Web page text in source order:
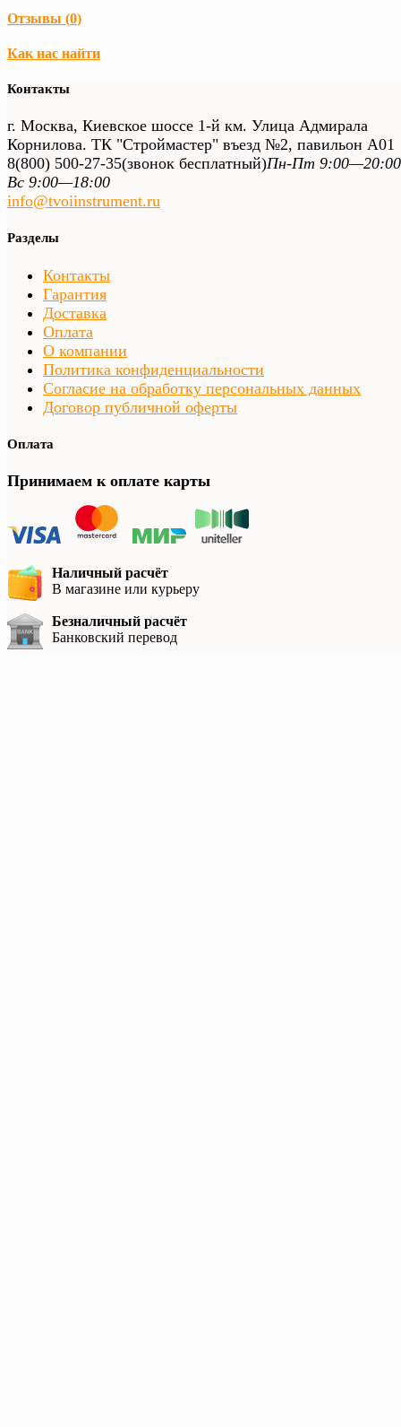
Отзывы (0)
Как нас найти
Контакты
г. Москва, Киевское шоссе 1-й км. Улица Адмирала
Корнилова. ТК "Строймастер" въезд №2, павильон А01
8(800) 500-27-35(звонок бесплатный)Пн-Пт
Вс 9:00—18:00
info@tvoiinstrument.ru
Разделы
Контакты
Гарантия
Доставка
Оплата
О компании
Политика конфиденциальности
Согласие на обработку персональных данных
Договор публичной оферты
Оплата
Принимаем к оплате карты
Наличный расчёт
В магазине или курьеру
Безналичный расчёт
Банковский перевод